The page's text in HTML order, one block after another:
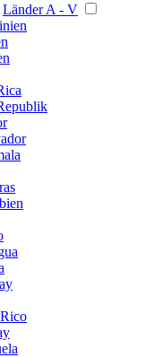
Länder A - V